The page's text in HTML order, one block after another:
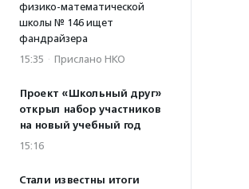
физико-математической
школы № 146 ищет
фандрайзера
15:35 · Прислано НКО
Проект «Школьный друг»
открыл набор участников
на новый учебный год
15:16
Стали известны итоги